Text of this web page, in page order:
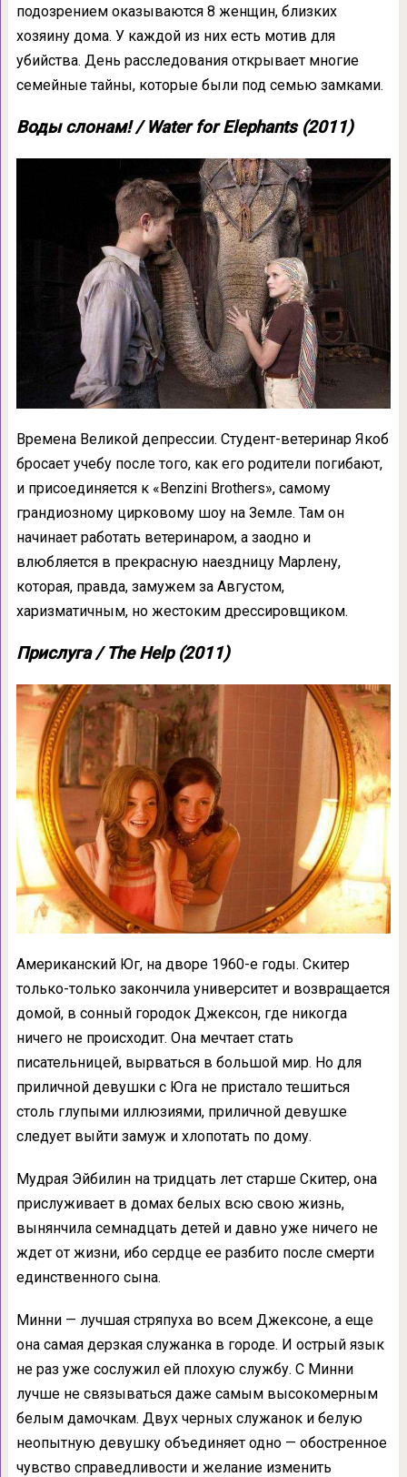
подозрением оказываются 8 женщин, близких
хозяину дома. У каждой из них есть мотив для
убийства. День расследования открывает многие
семейные тайны, которые были под семью замками.
Воды слонам! / Water for Elephants (2011)
Времена Великой депрессии. Студент-ветеринар Якоб
бросает учебу после того, как его родители погибают,
и присоединяется к «Benzini Brothers», самому
грандиозному цирковому шоу на Земле. Там он
начинает работать ветеринаром, а заодно и
влюбляется в прекрасную наездницу Марлену,
которая, правда, замужем за Августом,
харизматичным, но жестоким дрессировщиком.
Прислуга / The Help (2011)
Американский Юг, на дворе 1960-е годы. Скитер
только-только закончила университет и возвращается
домой, в сонный городок Джексон, где никогда
ничего не происходит. Она мечтает стать
писательницей, вырваться в большой мир. Но для
приличной девушки с Юга не пристало тешиться
столь глупыми иллюзиями, приличной девушке
следует выйти замуж и хлопотать по дому.
Мудрая Эйбилин на тридцать лет старше Скитер, она
прислуживает в домах белых всю свою жизнь,
вынянчила семнадцать детей и давно уже ничего не
ждет от жизни, ибо сердце ее разбито после смерти
единственного сына.
Минни — лучшая стряпуха во всем Джексоне, а еще
она самая дерзкая служанка в городе. И острый язык
не раз уже сослужил ей плохую службу. С Минни
лучше не связываться даже самым высокомерным
белым дамочкам. Двух черных служанок и белую
неопытную девушку объединяет одно — обостренное
чувство справедливости и желание изменить